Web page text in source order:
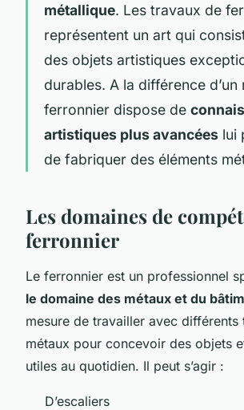
métallique. Les travaux de
représentent un art qui
des objets artistiques
durables. A la différence d’un
ferronnier dispose de
artistiques plus avancées lui
de fabriquer des éléments
Les domaines de
ferronnier
Le ferronnier est un professionnel
le domaine des métaux et du
mesure de travailler avec différents
métaux pour concevoir des objets
utiles au quotidien. Il peut s’agir :
D’escaliers